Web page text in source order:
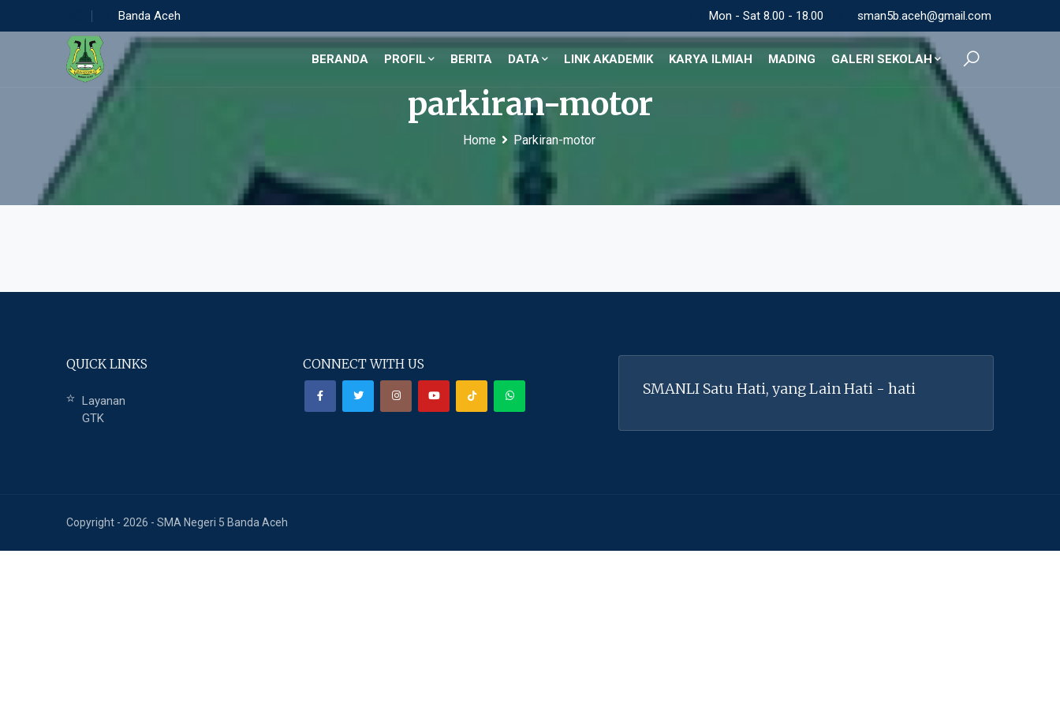
Banda Aceh Mon - Sat 8.00 - 18.00 sman5b.aceh@gmail.com
BERANDA PROFIL BERITA DATA LINK AKADEMIK KARYA ILMIAH MADING GALERI SEKOLAH
parkiran-motor
Home Parkiran-motor
QUICK LINKS
Layanan
GTK
CONNECT WITH US
SMANLI Satu Hati, yang Lain Hati - hati
Copyright - 2026 - SMA Negeri 5 Banda Aceh